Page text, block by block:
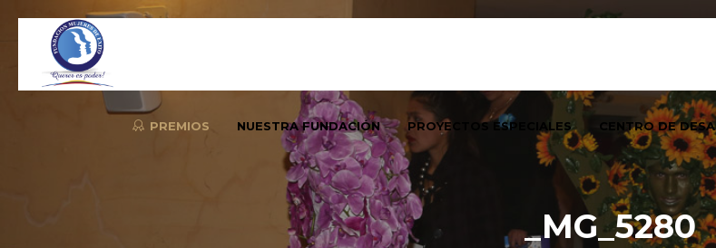
PREMIOS NUESTRA FUNDACIÓN PROYECTOS ESPECIALES CENTRO DE
_MG_5280